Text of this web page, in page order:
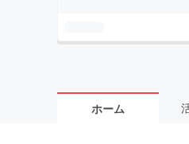
ホーム